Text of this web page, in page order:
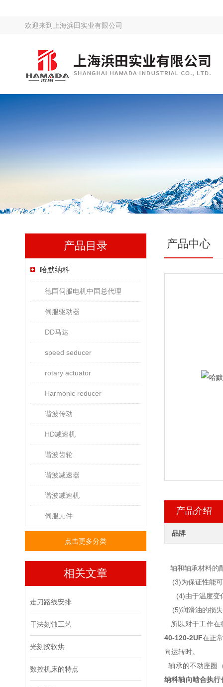
欢迎来到 上海浜田实业有限公司
产品目录
哈默纳科
德国伺服电机中国总代理
伺服驱动器
DD马达
speed seducer
rotary actuator
Harmonic reducer
谐波传动
HD减速机
谐波齿轮
谐波减速器
谐波减速机
伺服元件
点击更多分类
相关文章
走刀路线安排
干法刻蚀工艺
光刻胶软烘
数控机床的特点
产品中心
产品介绍
品牌
轴和轴承材料的
(3)为保证性能可
(4)由于温度变化
(5)润滑油的损失
所以对于工作在
40-120-2UF在正
向运转时。
轴承的不动座圈
纳科轴向啮合执行